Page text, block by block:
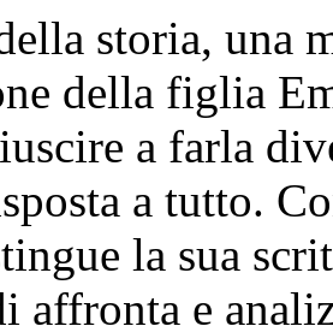
storia, una
della figlia
a farla
a tutto.
la sua
affronta e